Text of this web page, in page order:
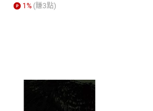
1% (賺3點)